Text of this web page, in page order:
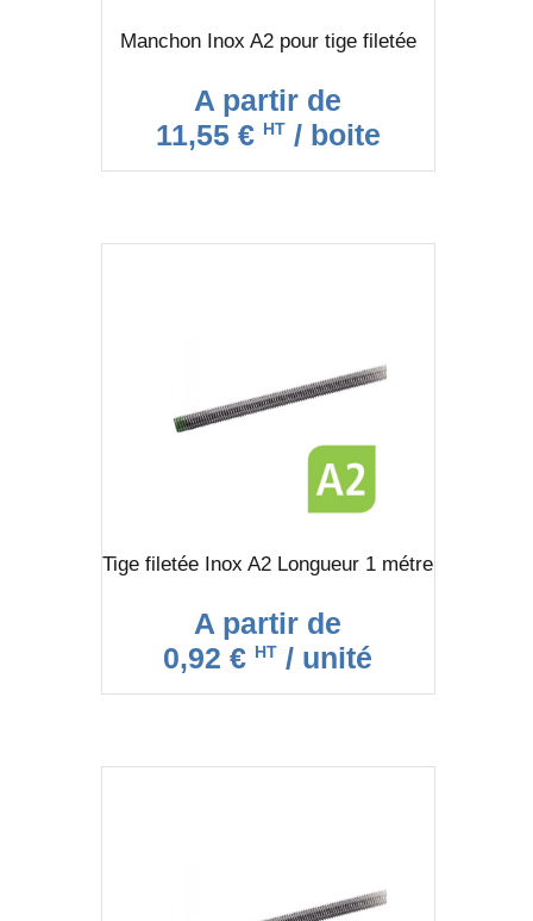
Manchon Inox A2 pour tige filetée
A partir de
11,55 € HT/ boite
Tige filetée Inox A2 Longueur 1 métre
A partir de
0,92 € HT / unité